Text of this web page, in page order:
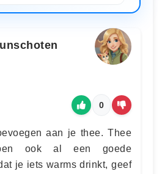
0
aan je thee. Thee
ook al een goede
je iets warms drinkt, geef